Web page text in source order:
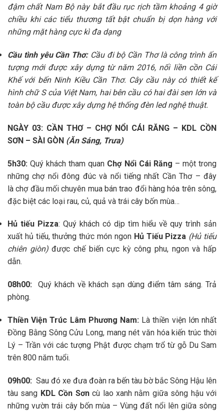
đậm chất Nam Bộ này bắt đầu rục rịch tầm khoảng 4 giờ
chiều khi các tiểu thương tất bật chuẩn bị dọn hàng với
những mặt hàng cực kì đa dạng
Cầu tình yêu Cần Thơ: Cầu đi bộ Cần Thơ là công trình ấn
tượng mới được xây dựng từ năm 2016, nối liền cồn Cái
Khế với bến Ninh Kiều Cần Thơ. Cây cầu này có thiết kế
hình chữ S của Việt Nam, hai bên cầu có hai đài sen lớn và
toàn bộ cầu được xây dựng hệ thống đèn led nghệ thuật.
NGÀY 03: CẦN THƠ – CHỢ NỔI CÁI RĂNG – KDL CỒN
SƠN – SÀI GÒN (Ăn Sáng, Trưa)
5h30: Quý khách tham quan Chợ Nổi Cái Răng – một trong
những chợ nổi đông đúc và nổi tiếng nhất Cần Thơ – đây
là chợ đầu mối chuyên mua bán trao đổi hàng hóa trên sông,
đặc biệt các loại rau, củ, quả và trái cây bốn mùa…
Hủ tiếu Pizza: Quý khách có dịp tìm hiểu về quy trình sản
xuất hủ tiếu, thưởng thức món ngon Hủ Tiếu Pizza (Hủ tiếu
chiên giòn)được chế biến cực kỳ công phu, ngon và hấp
dẫn.
08h00:
Quý khách về khách sạn dùng điểm tâm sáng. Trả
phòng.
Thiền Viện Trúc Lâm Phương Nam: Là thiền viện lớn nhất
Đồng Bằng Sông Cửu Long,mang nét văn hóa kiến trúc thời
Lý – Trần với các tượng Phật được chạm trổ từ gỗ Du Sam
trên 800 năm tuổi.
09h00: Sau đó xe đưa đoàn ra bến tàu bờ bắc Sông Hậu lên
tàu sang KDL Cồn Sơn cù lao xanh nằm giữa sông hậu với
những vườn trái cây bốn mùa – Vùng đất nổi lên giữa sông